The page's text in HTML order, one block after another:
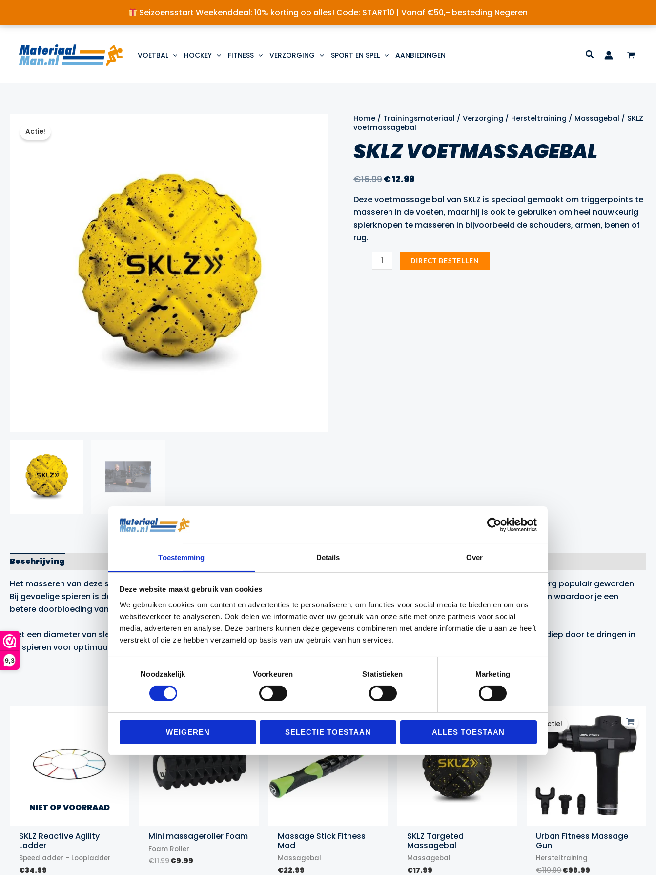
9,3
Toestemming Details Over
Deze website maakt gebruik van cookies
We gebruiken cookies om content en advertenties te personaliseren, om functies voor social media te bieden en om ons
websiteverkeer te analyseren. Ook delen we informatie over uw gebruik van onze site met onze partners voor social
media, adverteren en analyse. Deze partners kunnen deze gegevens combineren met andere informatie die u aan ze heeft
verstrekt of die ze hebben verzameld op basis van uw gebruik van hun services.
Noodzakelijk
Voorkeuren Statistieken Marketing
WEIGEREN SELECTIE TOESTAAN ALLES TOESTAAN
Seizoensstart Weekenddeal: 10% korting op alles! Code: START10 | Vanaf €50,- besteding Negeren
inhoud
VOETBAL HOCKEY FITNESS VERZORGING SPORT EN SPEL AANBIEDINGEN
Actie!
Home / Trainingsmateriaal /Verzorging / Hersteltraining / Massagebal / SKLZ
voetmassagebal
SKLZ VOETMASSAGEBAL
€16.99Oorspronkelijke
was:
€16.99.
€12.99Huidige
is:
€12.99.
Deze voetmassage bal van SKLZ is speciaal gemaakt om triggerpoints te
masseren in de voeten, maar hij is ook te gebruiken om heel nauwkeurig
spierknopen te masseren in bijvoorbeeld de schouders, armen, benen of
rug.
voetmassagebalDIRECT BESTELLEN
Beschrijving
Het masseren van deze spierknopen wordt bij de fysiotherapeut triggerpoint therapie genoemd. Deze vorm van therapie is in korte tijd erg populair geworden.
Bij gevoelige spieren is de compacte Massage Ball van SKLZ de oplossing. Met deze massage bal masseer je gemakkelijk je eigen spieren waardoor je een
betere doorbloeding van de spieren creëert. Hierdoor worden ook vermoeidheidsklachten minder.
Met een diameter van slechts 6 cm is de SKLZ Foot Massage Ball gemakkelijk mee te nemen. Door het stevige rubber is het mogelijk om diep door te dringen in
de spieren voor optimaal resultaat. De Massage ball is waterbestendig en eenvoudig schoon te maken.
Gerelateerde producten
NIET OP VOORRAAD
SKLZ Reactive Agility
Ladder
Speedladder - Loopladder
€34.99
Mini massageroller Foam
Foam Roller
€11.99Oorspronkelijke
€9.99Huidige
Massage Stick Fitness
Mad
Massagebal
€22.99
SKLZ Targeted
Massagebal
Massagebal
€17.99
Actie!
Actie!
Urban Fitness Massage
Gun
Hersteltraining
€119.99Oorspronkelijke
€99.99